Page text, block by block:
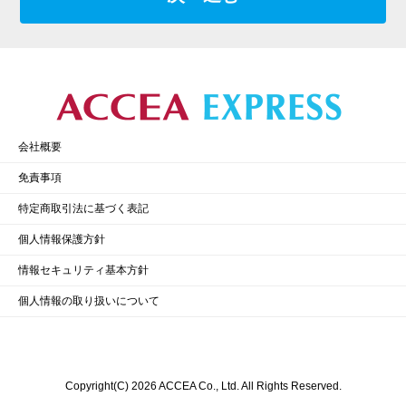
会社概要
免責事項
特定商取引法に基づく表記
個人情報保護方針
情報セキュリティ基本方針
個人情報の取り扱いについて
Copyright(C) 2026 ACCEA Co., Ltd. All Rights Reserved.